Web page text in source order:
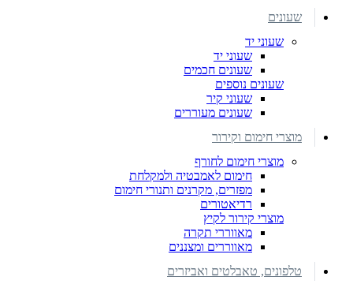
שעונים
שעוני יד
שעוני יד
שעונים חכמים
שעונים נוספים
שעוני קיר
שעונים מעוררים
מוצרי חימום וקירור
מוצרי חימום לחורף
חימום לאמבטיה ולמקלחת
מפזרים, מקרנים ותנורי חימום
רדיאטורים
מוצרי קירור לקיץ
מאווררי תקרה
מאווררים ומצננים
טלפונים, טאבלטים ואביזרים